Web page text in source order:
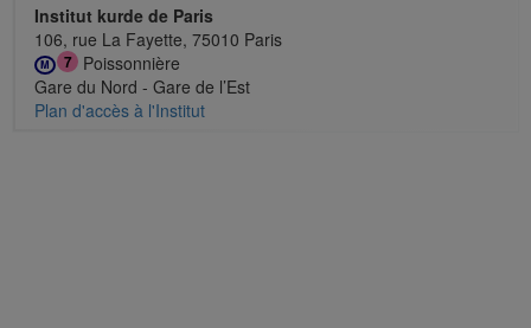
Institut kurde de Paris
106, rue La Fayette, 75010 Paris
M 7
Poissonnière
Gare du Nord - Gare de l’Est
Plan d'accès à l'Institut